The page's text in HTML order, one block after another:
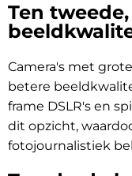
Ten
Camera's met
betere
frame DSLR's en
dit opzicht,
fotojournalistiek